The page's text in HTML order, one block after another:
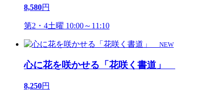
8,580円
第2・4土曜 10:00～11:10
NEW
心に花を咲かせる「花咲く書道」
8,250円